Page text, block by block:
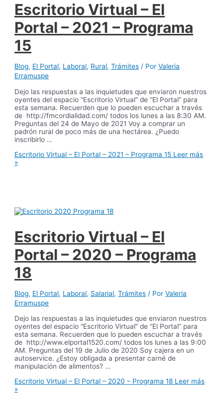
Escritorio Virtual – El
Portal – 2021 – Programa
15
Blog, El Portal, Laboral, Rural,Trámites / PorValeria
Erramuspe
Dejo las respuestas a las inquietudes que enviaron nuestros
oyentes del espacio “Escritorio Virtual” de “El Portal” para
esta semana. Recuerden que lo pueden escuchar a través
de http://fmcordialidad.com/ todos los lunes a las 8:30 AM.
Preguntas del 24 de Mayo de 2021 Voy a comprar un
padrón rural de poco más de una hectárea. ¿Puedo
inscribirlo …
Escritorio Virtual – El Portal – 2021 – Programa 15 Leer más
»
Escritorio Virtual – El
Portal – 2020 – Programa
18
Blog, El Portal, Laboral, Salarial,Trámites / PorValeria
Erramuspe
Dejo las respuestas a las inquietudes que enviaron nuestros
oyentes del espacio “Escritorio Virtual” de “El Portal” para
esta semana. Recuerden que lo pueden escuchar a través
de http://www.elportal1520.com/ todos los lunes a las 9:00
AM. Preguntas del 19 de Julio de 2020 Soy cajera en un
autoservice. ¿Estoy obligada a presentar carné de
manipulación de alimentos? …
Escritorio Virtual – El Portal – 2020 – Programa 18 Leer más
»